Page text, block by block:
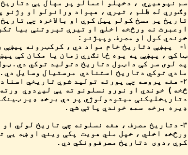
سم نپوهیږي ، دخپلو اعمالو پر مهال یې
وګوري له ظلم ، تیرې ، هېواد ورانولو او وژنو
تاریخ پر مسخ کولو پیل کوي او بالاخره چې
اوعبرت نه ورڅخه اخلي او تیرې تېروتنې بیا
خوندي کول او مصرف وپیژنو :
۱- پېښې دتاریخ خام مواد دي ، کرکټرونه
ټاکي ، پېښې په یوه ځانګړي زمان یا مکان کې
په لوی سر کې داټول دتاریخ دتولید توکي دي .
مادي توکي دتاریخ استنادي مرستیال وسایل دي .
۲- هغه پروسه چې پورته تولید شوي تاریخي
څخه ) خوندي او نورو نسلونو ته یې لیږدوي
دتاریخلیکنې میتودولوژي پر دې برخه ډیر
ډیره برخه سمه خوندي پاتې شي .
۳- دتاریخ مصرف ، هغه نسلونه چې تاریخ لولي
ورڅخه اخلي ، خپل ملي هویت پکې ویني او ښه یې
کوي ،دوی دتاریخ مصرفوونکي دي .